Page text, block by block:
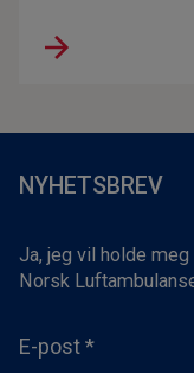
NYHETSBREV
Ja, jeg vil holde
Norsk
E-post *